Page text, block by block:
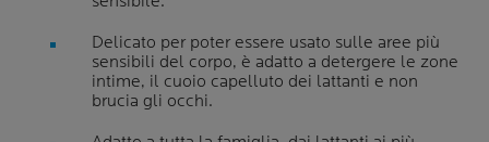
Delicato per poter essere usato sulle aree più
sensibili del corpo, è adatto a detergere le zone
intime, il cuoio capelluto dei lattanti e non
brucia gli occhi.